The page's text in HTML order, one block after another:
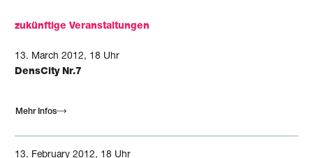
zukünftige Veranstaltungen
13. March 2012, 18 Uhr
DensCity Nr.7
Mehr Infos
13. February2012, 18 Uhr